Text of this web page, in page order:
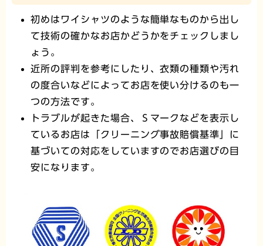
初めはワイシャツのような簡単なものから出し
て技術の確かなお店かどうかをチェックしまし
ょう。
近所の評判を参考にしたり、衣類の種類や汚れ
の度合いなどによってお店を使い分けるのも一
つの方法です。
トラブルが起きた場合、Ｓマークなどを表示し
ているお店は「クリーニング事故賠償基準」に
基づいての対応をしていますのでお店選びの目
安になります。